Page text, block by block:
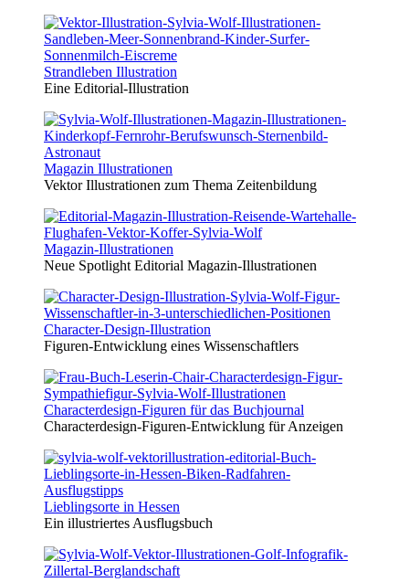
Strandleben Illustration
Eine Editorial-Illustration
Magazin Illustrationen
Vektor Illustrationen zum Thema Zeitenbildung
Magazin-Illustrationen
Neue Spotlight Editorial Magazin-Illustrationen
Character-Design-Illustration
Figuren-Entwicklung eines Wissenschaftlers
Characterdesign-Figuren für das Buchjournal
Characterdesign-Figuren-Entwicklung für Anzeigen
Lieblingsorte in Hessen
Ein illustriertes Ausflugsbuch